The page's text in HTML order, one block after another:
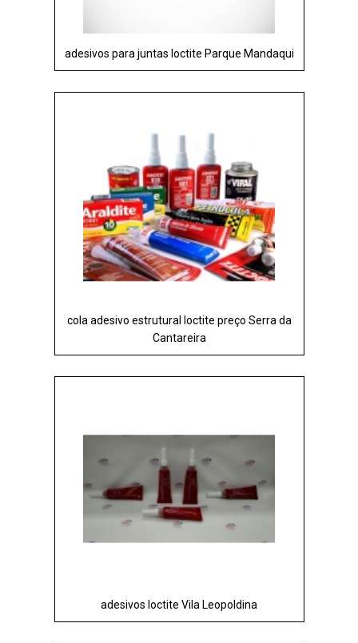
adesivos para juntas loctite Parque Mandaqui
cola adesivo estrutural loctite preço Serra da
Cantareira
adesivos loctite Vila Leopoldina